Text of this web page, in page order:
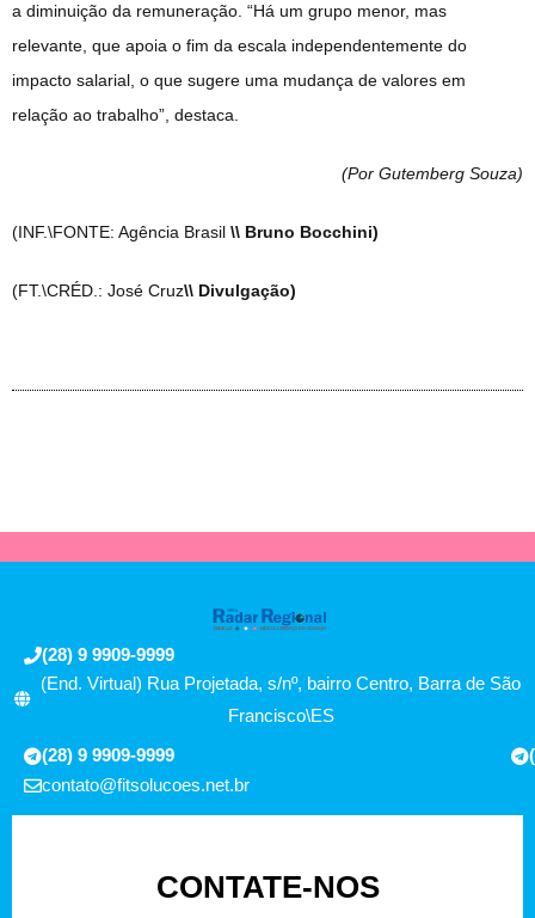
a diminuição da remuneração. “Há um grupo menor, mas
relevante, que apoia o fim da escala independentemente do
impacto salarial, o que sugere uma mudança de valores em
relação ao trabalho”, destaca.
(Por Gutemberg Souza)
(INF.\FONTE: Agência Brasil \\ Bruno Bocchini)
(FT.\CRÉD.: José Cruz\\ Divulgação)
(28) 9 9909-9999
(End. Virtual) Rua Projetada, s/nº, bairro Centro, Barra de São
Francisco\ES
(28) 9 9909-9999
contato@fitsolucoes.net.br
CONTATE-NOS